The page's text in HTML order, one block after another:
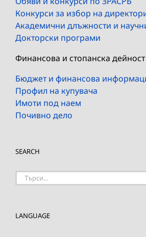
Конкурси за избор на
Академични длъжности и
Докторски програми
Финансова и стопанска дейност
Бюджет и финансова
Профил на купувача
Имоти под наем
Почивно дело
SEARCH
Търсене
LANGUAGE